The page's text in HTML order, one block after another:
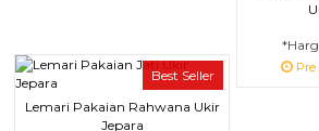
Pre
Best Seller
Lemari Pakaian Rahwana Ukir
Jepara